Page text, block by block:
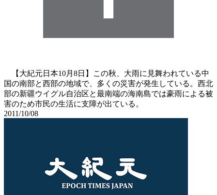
【大紀元日本10月8日】この秋、大雨に見舞われている中
国の南部と西部の地域で、多くの災害が発生している。西北
部の新疆ウイグル自治区と最南端の海南島では豪雨による被
害のため市民の生活に支障が出ている。
2011/10/08